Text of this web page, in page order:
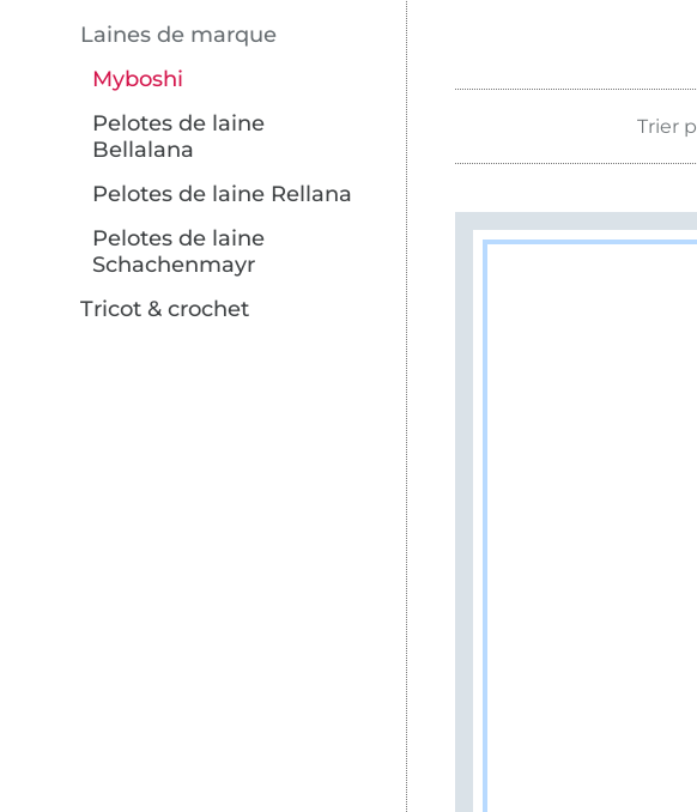
Laines de marque
Myboshi
Pelotes de laine
Bellalana
Pelotes de laine Rellana
Pelotes de laine
Schachenmayr
Tricot & crochet